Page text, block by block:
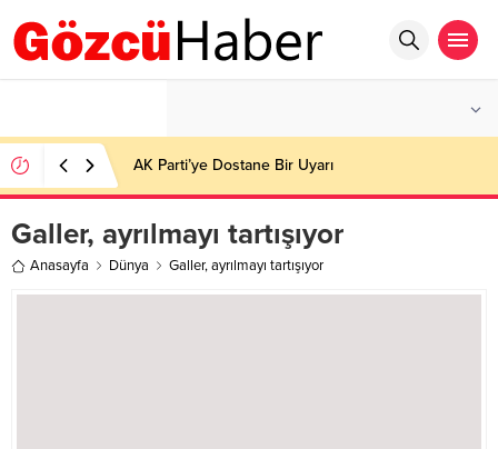
AK Parti’ye Dostane Bir Uyarı
Galler, ayrılmayı tartışıyor
Anasayfa Dünya Galler, ayrılmayı tartışıyor